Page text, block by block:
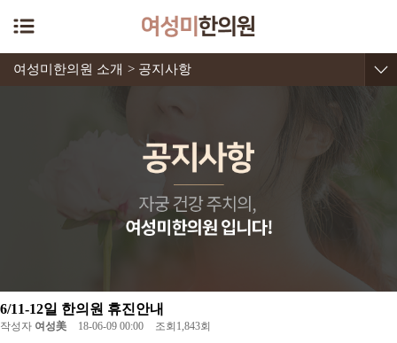
여성미한의원 소개 > 공지사항
6/11-12일 한의원 휴진안내
작성자 여성美 18-06-09 00:00 조회 1,843회